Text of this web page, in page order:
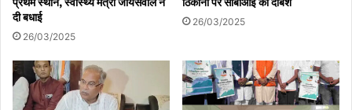
दी बधाई
26/03/2025
26/03/2025